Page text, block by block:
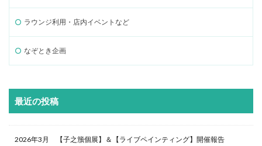
ラウンジ利用・店内イベントなど
なぞとき企画
最近の投稿
2026年3月 【子之籏個展】＆【ライブペインティング】開催報告